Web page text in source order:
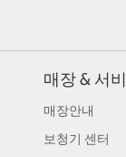
매장 & 서
매장안내
보청기 센터